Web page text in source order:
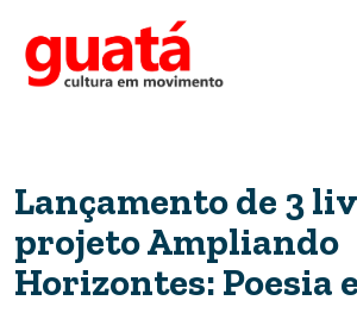
Lançamento de 3
projeto Ampliando
Horizontes: Poesia